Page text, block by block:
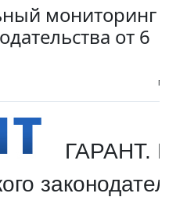
мониторинг
от 6
ГАРАНТ.